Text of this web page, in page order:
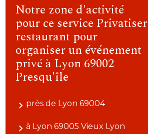
Notre zone d'activité
pour ce service Privatiser
restaurant pour
organiser un événement
privé à Lyon 69002
Presqu'île
près de Lyon 69004
à Lyon 69005 Vieux Lyon